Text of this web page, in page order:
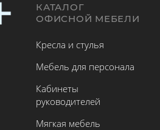
КАТАЛОГ
ОФИСНОЙ МЕБЕЛИ
Кресла и стулья
Мебель для персонала
Кабинеты
руководителей
Мягкая мебель